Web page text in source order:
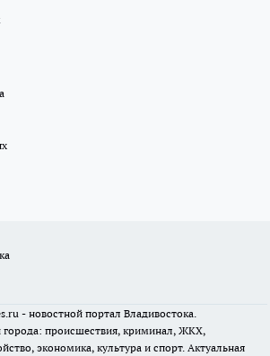
- новостной портал Владивостока.
города: происшествия, криминал, ЖКХ,
экономика, культура и спорт. Актуальная